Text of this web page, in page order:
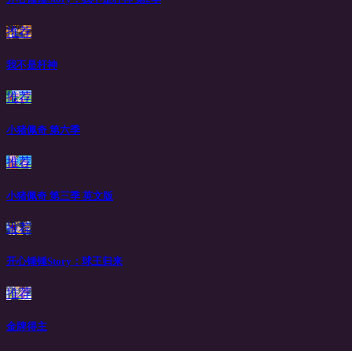
推荐
我不是杆神
推荐
小猪佩奇 第六季
推荐
小猪佩奇 第三季 英文版
推荐
开心锤锤Story：球王归来
推荐
金牌得主